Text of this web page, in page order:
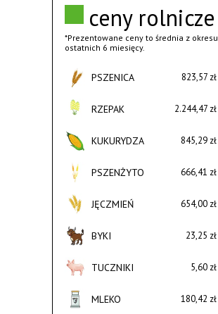
ceny rolnicze
*Prezentowane ceny to średnia z okresu
ostatnich 6 miesięcy.
PSZENICA 823,57 zł
RZEPAK 2.244,47 zł
KUKURYDZA 845,29 zł
PSZENŻYTO 666,41 zł
JĘCZMIEŃ 654,00 zł
BYKI 23,25 zł
TUCZNIKI 5,60 zł
MLEKO 180,42 zł